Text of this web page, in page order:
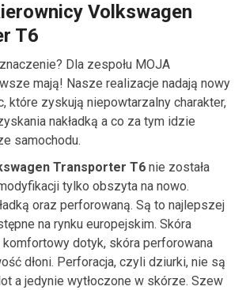
Volkswagen
T6
Dla zespołu MOJA
mają! Nasze realizacje nadają nowy
które zyskują niepowtarzalny charakter,
nakładką a co za tym idzie
samochodu.
Transporter T6 nie została
tylko obszyta na nowo.
oraz perforowaną. Są to najlepszej
na rynku europejskim. Skóra
komfortowy dotyk, skóra perforowana
dłoni. Perforacja, czyli dziurki, nie są
a jedynie wytłoczone w skórze. Szew